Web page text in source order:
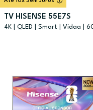
TV HISENSE 55E7S
4K | QLED | Smart | Vidaa |